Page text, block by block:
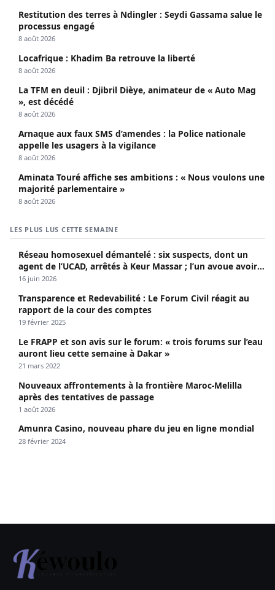
Restitution des terres à Ndingler : Seydi Gassama salue le
processus engagé
8 août 2026
Locafrique : Khadim Ba retrouve la liberté
8 août 2026
La TFM en deuil : Djibril Dièye, animateur de « Auto Mag
», est décédé
8 août 2026
Arnaque aux faux SMS d’amendes : la Police nationale
appelle les usagers à la vigilance
8 août 2026
Aminata Touré affiche ses ambitions : « Nous voulons une
majorité parlementaire »
8 août 2026
LES PLUS LUS CETTE SEMAINE
Réseau homosexuel démantelé : six suspects, dont un
agent de l’UCAD, arrêtés à Keur Massar ; l’un avoue avoir
propagé le VIH depuis 2018
16 juin 2026
Transparence et Redevabilité : Le Forum Civil réagit au
rapport de la cour des comptes
19 février 2025
Le FRAPP et son avis sur le forum: « trois forums sur l’eau
auront lieu cette semaine à Dakar »
21 mars 2022
Nouveaux affrontements à la frontière Maroc-Melilla
après des tentatives de passage
1 août 2026
Amunra Casino, nouveau phare du jeu en ligne mondial
28 février 2024